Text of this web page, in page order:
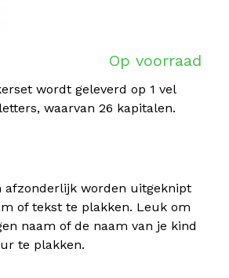
Op voorraad
wordt geleverd op 1 vel
waarvan 26 kapitalen.
afzonderlijk worden uitgeknipt
of tekst te plakken. Leuk om
naam of de naam van je kind
te plakken.